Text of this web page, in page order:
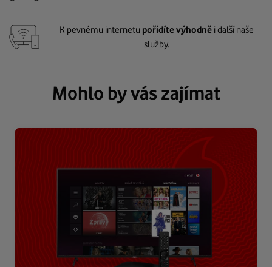
K pevnému internetu pořídíte výhodně i další naše
služby.
Mohlo by vás zajímat